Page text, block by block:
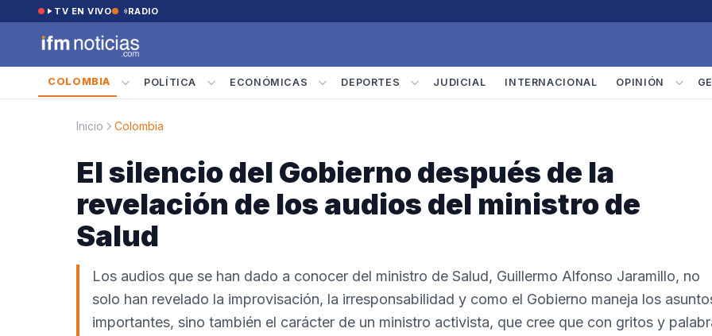
Saltar al contenido
TV EN VIVO RADIO
COLOMBIA POLÍTICA ECONÓMICAS DEPORTES JUDICIAL INTERNACIONAL OPINIÓN
Inicio Colombia
El silencio del Gobierno después de la
revelación de los audios del ministro de
Salud
Los audios que se han dado a conocer del ministro de Salud, Guillermo Alfonso Jaramillo, no
solo han revelado la improvisación, la irresponsabilidad y como el Gobierno maneja los
importantes, sino también el carácter de un ministro activista, que cree que con gritos y